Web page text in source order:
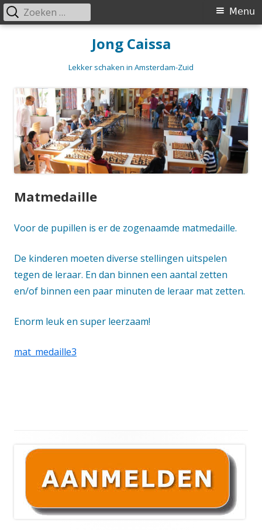
Jong Caissa
Lekker schaken in Amsterdam-Zuid
Primair
Menu
Zoeken
naar:
Matmedaille
Voor de pupillen is er de zogenaamde matmedaille.
De kinderen moeten diverse stellingen uitspelen
tegen de leraar. En dan binnen een aantal zetten
en/of binnen een paar minuten de leraar mat zetten.
Enorm leuk en super leerzaam!
mat_medaille3
Hoofd
sidebar